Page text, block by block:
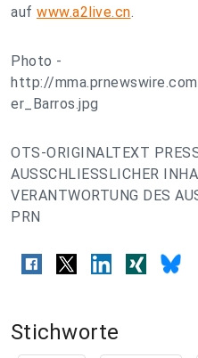
auf www.a2live.cn.
Photo -
http://
er_Barros.jpg
OTS-ORIGINALTEXT
AUSSCHLIESSLICHER
VERANTWORTUNG DES
PRN
Stichworte